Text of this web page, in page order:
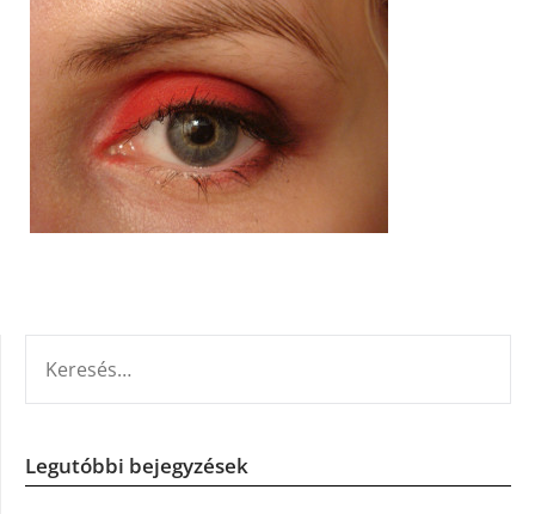
Legutóbbi bejegyzések